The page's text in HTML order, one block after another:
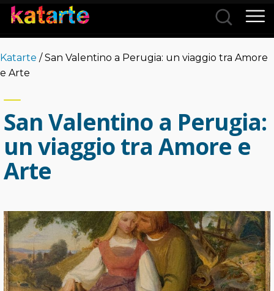
Categorie
Katarte / San Valentino a Perugia: un viaggio tra Amore
e Arte
San Valentino a Perugia:
un viaggio tra Amore e
Arte